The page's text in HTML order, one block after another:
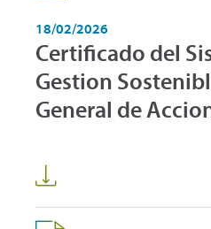
18/02/2026
Certificado del
Gestion
General de